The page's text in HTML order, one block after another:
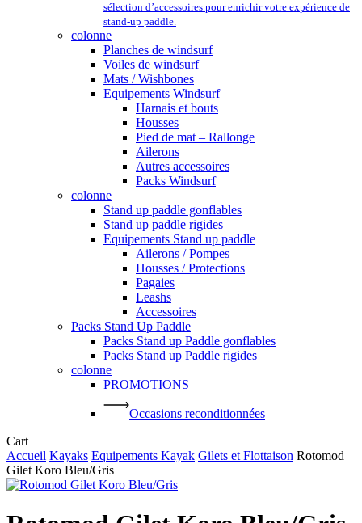
sélection d’accessoires pour enrichir votre expérience de
stand-up paddle.
colonne
Planches de windsurf
Voiles de windsurf
Mats / Wishbones
Equipements Windsurf
Harnais et bouts
Housses
Pied de mat – Rallonge
Ailerons
Autres accessoires
Packs Windsurf
colonne
Stand up paddle gonflables
Stand up paddle rigides
Equipements Stand up paddle
Ailerons / Pompes
Housses / Protections
Pagaies
Leashs
Accessoires
Packs Stand Up Paddle
Packs Stand up Paddle gonflables
Packs Stand up Paddle rigides
colonne
PROMOTIONS
Occasions reconditionnées
CartClose
Cart
Accueil Kayaks Equipements Kayak Gilets et Flottaison Rotomod
Gilet Koro Bleu/Gris